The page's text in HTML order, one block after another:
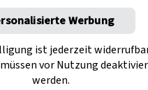
Werbung
ist jederzeit
vor Nutzung
werden.